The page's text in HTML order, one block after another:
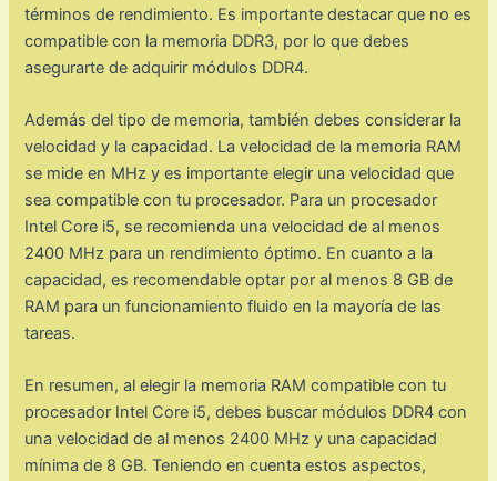
términos de rendimiento. Es importante destacar que no es
compatible con la memoria DDR3, por lo que debes
asegurarte de adquirir módulos DDR4.
Además del tipo de memoria, también debes considerar la
velocidad y la capacidad. La velocidad de la memoria RAM
se mide en MHz y es importante elegir una velocidad que
sea compatible con tu procesador. Para un procesador
Intel Core i5, se recomienda una velocidad de al menos
2400 MHz para un rendimiento óptimo. En cuanto a la
capacidad, es recomendable optar por al menos 8 GB de
RAM para un funcionamiento fluido en la mayoría de las
tareas.
En resumen, al elegir la memoria RAM compatible con tu
procesador Intel Core i5, debes buscar módulos DDR4 con
una velocidad de al menos 2400 MHz y una capacidad
mínima de 8 GB. Teniendo en cuenta estos aspectos,